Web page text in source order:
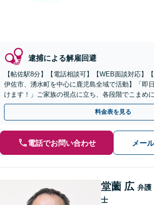
逮捕による解雇回避
【帖佐駅8分】【電話相談可】【WEB面談対応】
伊佐市、湧水町を中心に鹿児島全域で活動】「即
けます！」ご家族の視点に立ち、各段階でこまめ
害者感情に十分に配慮し示談交渉」【休日・夜間
料金表を見る
電話でお問い合わせ メー
堂薗 広 弁護
士